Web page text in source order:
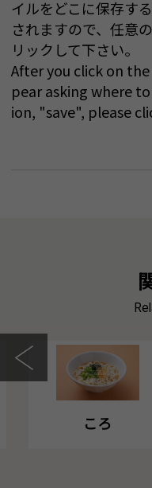
イルをどこに保存す
されますので、任意
リックして下さい。
After you click on
pear asking where
ion, "save", please
ころ